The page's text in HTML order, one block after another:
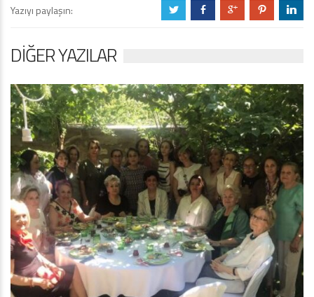
Yazıyı paylaşın: a b c d j
DIĞER YAZILAR